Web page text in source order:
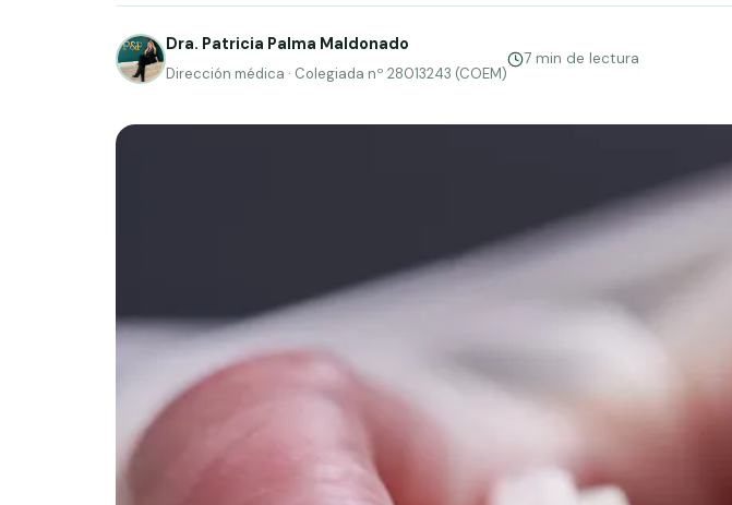
Dra. Patricia Palma Maldonado
Dirección médica · Colegiada nº 28013243 (COEM)
7 min de lectura